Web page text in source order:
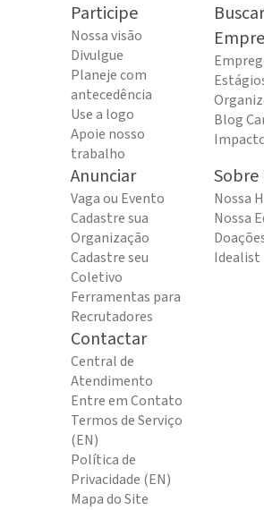
Participe
Nossa visão
Divulgue
Planeje com
antecedência
Use a logo
Apoie nosso
trabalho
Buscar
Blog
Anunciar
Vaga ou Evento
Cadastre sua
Organização
Cadastre seu
Coletivo
Ferramentas para
Recrutadores
Sobre
Nossa
Nossa
Idealist
Contactar
Central de
Atendimento
Entre em Contato
Termos de Serviço
(EN)
Política de
Privacidade (EN)
Mapa do Site